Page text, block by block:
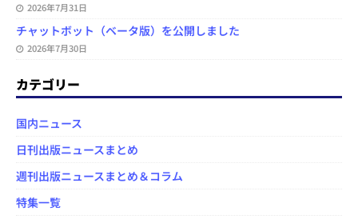
2026年7月31日
チャットボット（ベータ版）を公開しました
2026年7月30日
カテゴリー
国内ニュース
日刊出版ニュースまとめ
週刊出版ニュースまとめ＆コラム
特集一覧